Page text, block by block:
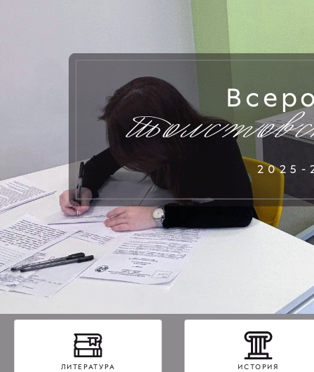
2025-
ЛИТЕРАТУРА ИСТОРИЯ